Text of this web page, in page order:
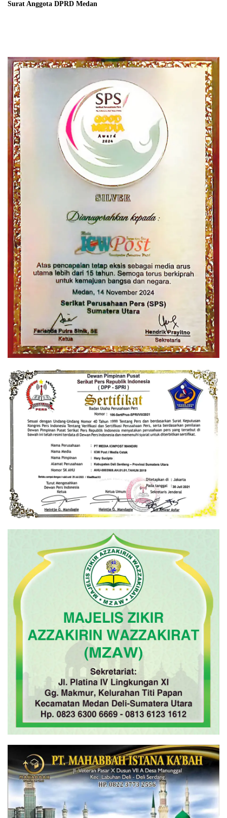
Surat Anggota DPRD Medan